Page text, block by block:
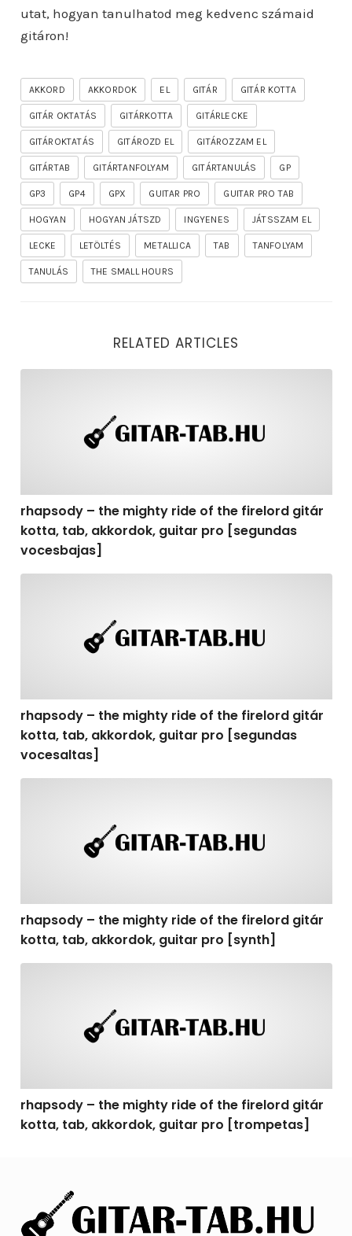
utat, hogyan tanulhatod meg kedvenc számaid
gitáron!
AKKORD AKKORDOK EL GITÁR GITÁR KOTTA
GITÁR OKTATÁS GITÁRKOTTA GITÁRLECKE
GITÁROKTATÁS GITÁROZD EL GITÁROZZAM EL
GITÁRTAB GITÁRTANFOLYAM GITÁRTANULÁS GP
GP3 GP4 GPX GUITAR PRO GUITAR PRO TAB
HOGYAN HOGYAN JÁTSZD INGYENES JÁTSSZAM EL
LECKE LETÖLTÉS METALLICA TAB TANFOLYAM
TANULÁS THE SMALL HOURS
RELATED ARTICLES
rhapsody – the mighty ride of the firelord gitár
kotta, tab, akkordok, guitar pro [segundas
vocesbajas]
rhapsody – the mighty ride of the firelord gitár
kotta, tab, akkordok, guitar pro [segundas
vocesaltas]
rhapsody – the mighty ride of the firelord gitár
kotta, tab, akkordok, guitar pro [synth]
rhapsody – the mighty ride of the firelord gitár
kotta, tab, akkordok, guitar pro [trompetas]